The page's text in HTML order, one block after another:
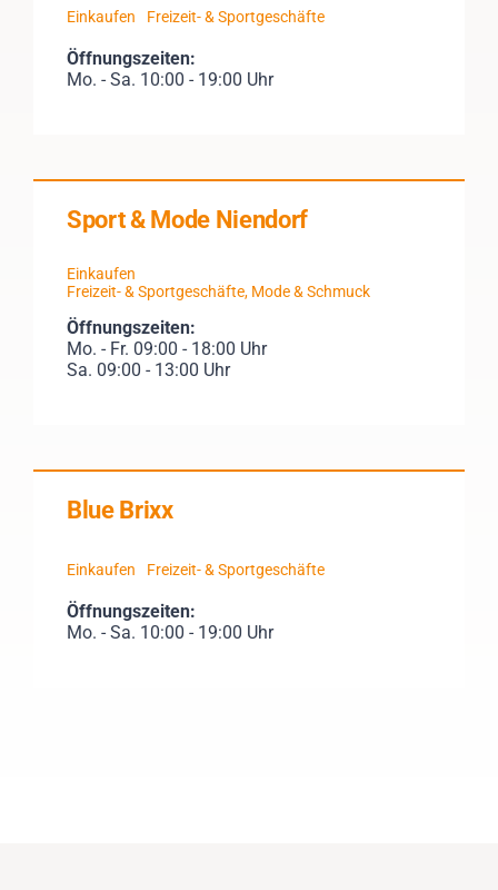
Einkaufen Freizeit- & Sportgeschäfte
Öffnungszeiten:
Mo. - Sa. 10:00 - 19:00 Uhr
Sport & Mode Niendorf
Einkaufen
Freizeit- & Sportgeschäfte, Mode & Schmuck
Öffnungszeiten:
Mo. - Fr. 09:00 - 18:00 Uhr
Sa. 09:00 - 13:00 Uhr
Blue Brixx
Einkaufen Freizeit- & Sportgeschäfte
Öffnungszeiten:
Mo. - Sa. 10:00 - 19:00 Uhr